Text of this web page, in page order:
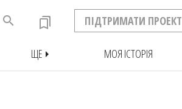
ПІДТРИМАТИ ПРОЕКТ
bookmarks
search
ЩЕarrow_right МОЯ ІСТОРІЯ